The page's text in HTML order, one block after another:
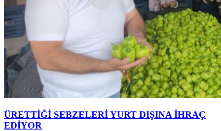
ÜRETTİĞİ SEBZELERİ YURT DIŞINA İHRAÇ
EDİYOR